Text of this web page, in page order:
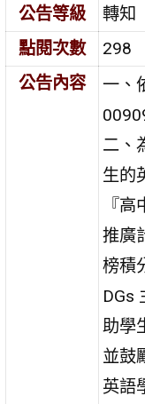
公告等級
轉知
點閱次數
298
公告內容
一、
二、
生的
『
推廣
榜積
DGs
助學
並鼓
英語